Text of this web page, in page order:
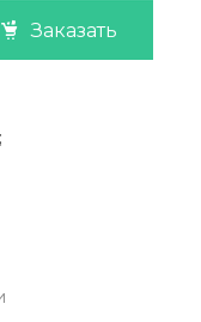
Заказать